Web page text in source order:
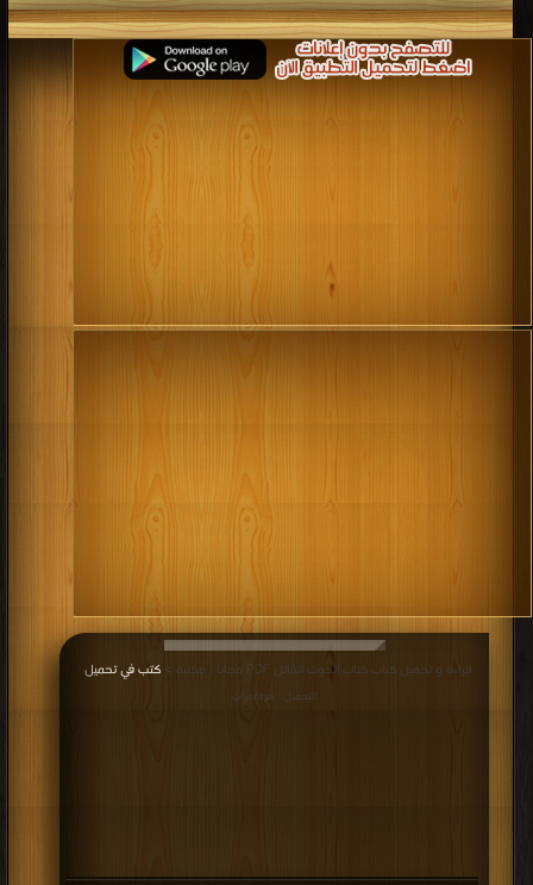
قراءة و تحميل كتاب كتاب الحوت القاتل PDF مجانا | مكتبة > كتب في تحميل
التحميل : مرة/مرات